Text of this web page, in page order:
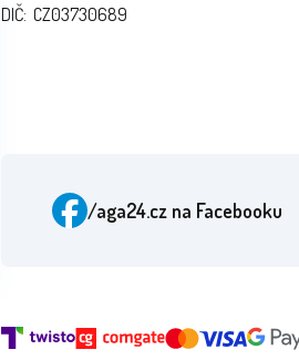
DIČ: CZ03730689
/aga24.cz na Facebooku